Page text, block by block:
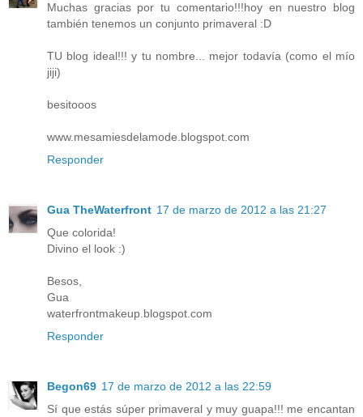
Muchas gracias por tu comentario!!!hoy en nuestro blog
también tenemos un conjunto primaveral :D
TU blog ideal!!! y tu nombre... mejor todavía (como el mío
jiji)
besitooos
www.mesamiesdelamode.blogspot.com
Responder
Gua TheWaterfront 17 de marzo de 2012 a las 21:27
Que colorida!
Divino el look :)
Besos,
Gua
waterfrontmakeup.blogspot.com
Responder
Begon69 17 de marzo de 2012 a las 22:59
Sí que estás súper primaveral y muy guapa!!! me encantan